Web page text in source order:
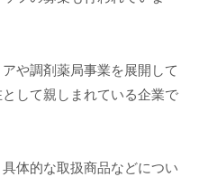
や調剤薬局事業を展開して
して親しまれている企業で
体的な取扱商品などについ